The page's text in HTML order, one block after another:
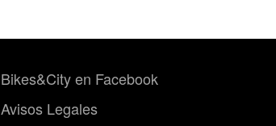
Bikes&City en Facebook
Avisos Legales